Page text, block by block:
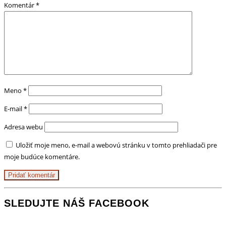
Komentár*
Meno *
E-mail*
Adresa webu
Uložiť moje meno, e-mail a webovú stránku v tomto prehliadači pre
moje budúce komentáre.
SLEDUJTE NÁŠ FACEBOOK